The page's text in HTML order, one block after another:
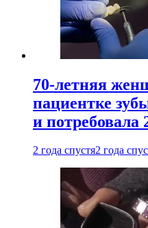
70-летняя
пациентке
и потребовала
2 года спустя2 года